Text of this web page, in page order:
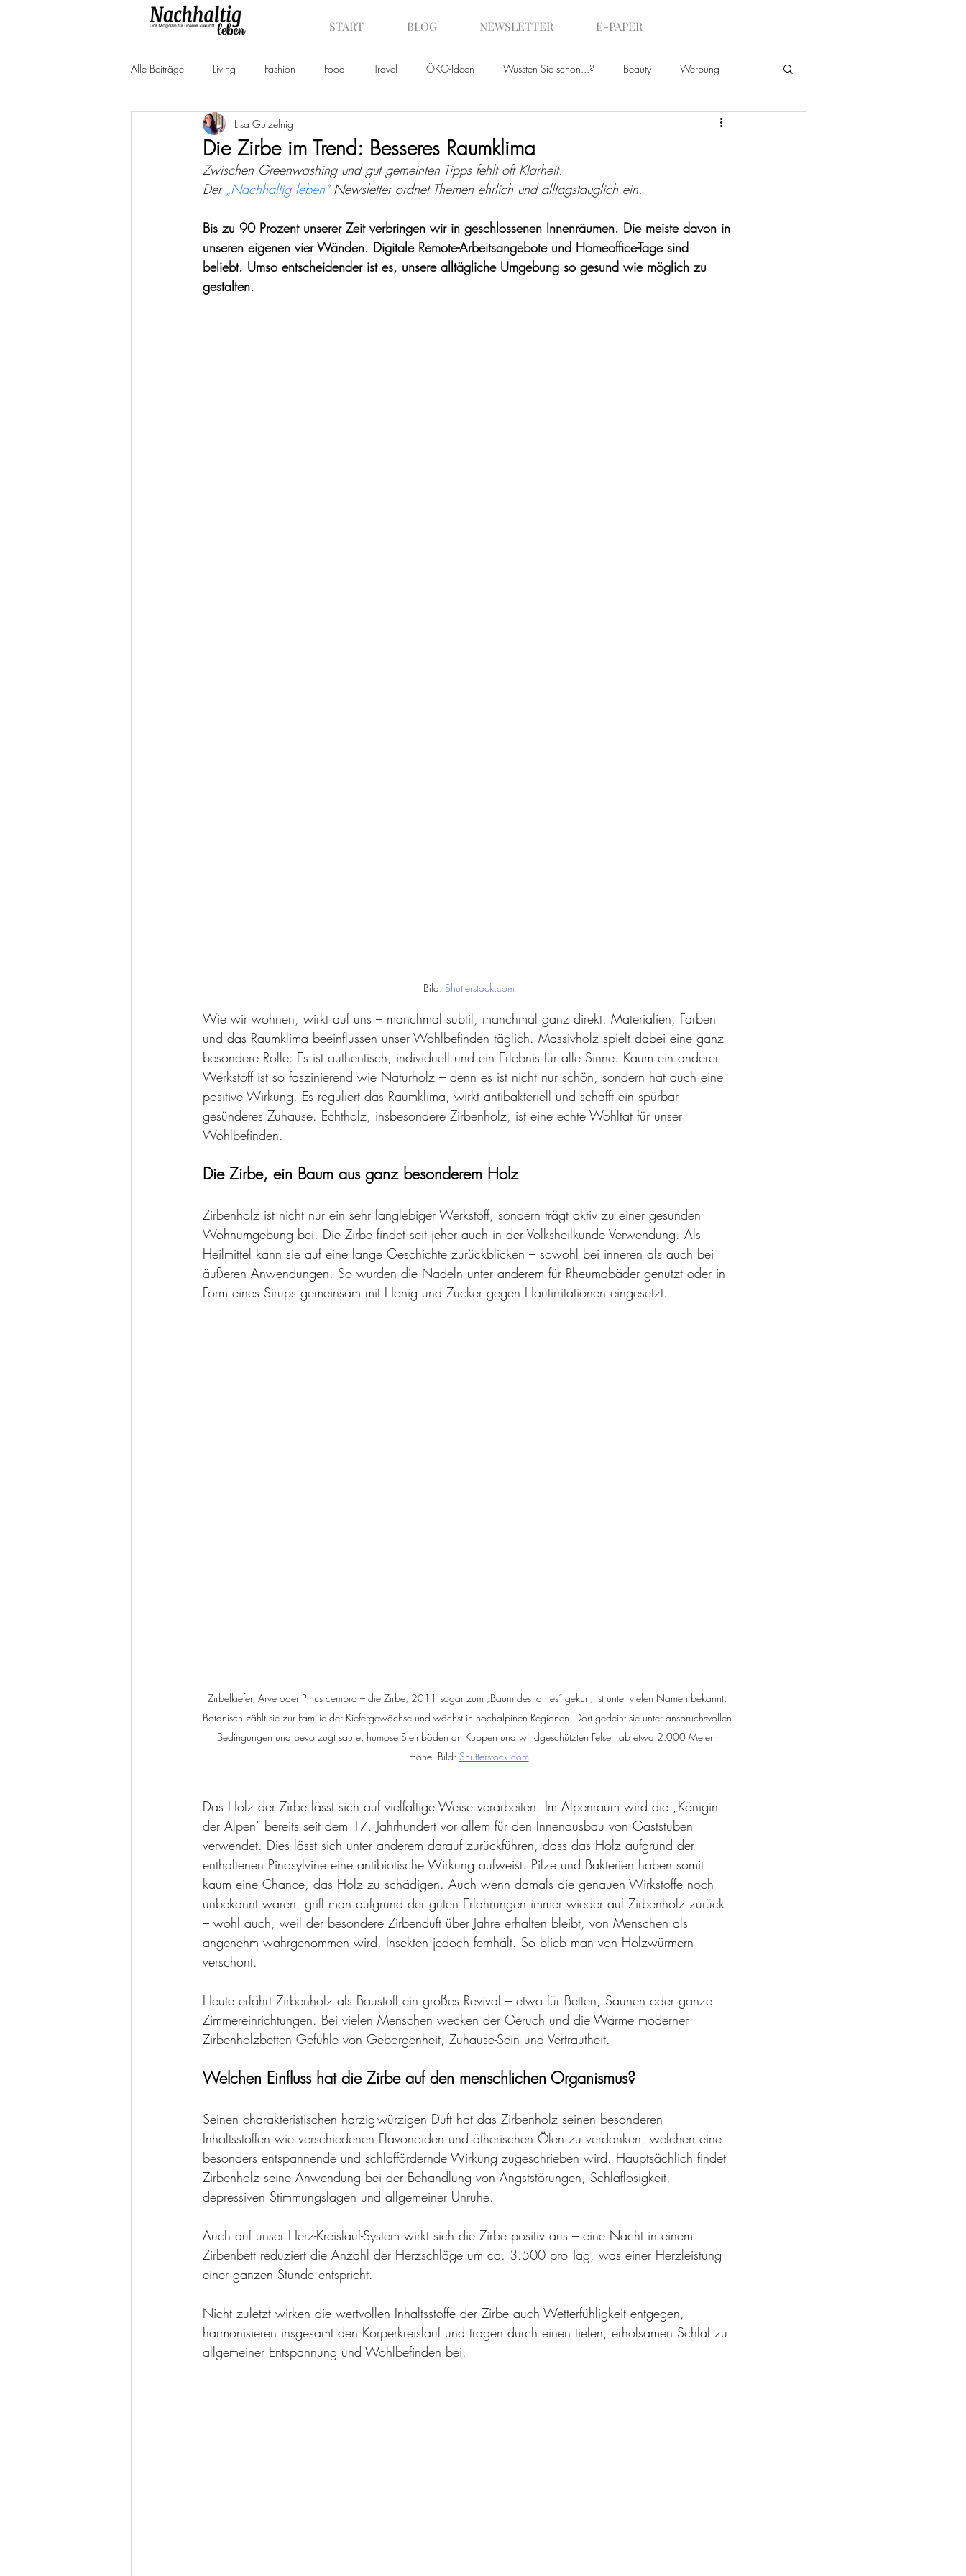
START BLOG NEWSLETTER E-PAPER
Alle Beiträge Living Fashion Food Travel ÖKO-Ideen Wussten Sie schon...? Beauty Werbung
Produkttests Neuheiten
Die Zirbe im Trend: Besseres Raumklima
Lisa Gutzelnig
Zwischen Greenwashing und gut gemeinten Tipps fehlt oft Klarheit.
Der „Nachhaltig leben“ Newsletter ordnet Themen ehrlich und alltagstauglich ein.
Bis zu 90 Prozent unserer Zeit verbringen wir in geschlossenen Innenräumen. Die meiste davon in
unseren eigenen vier Wänden. Digitale Remote-Arbeitsangebote und Homeoffice-Tage sind
beliebt. Umso entscheidender ist es, unsere alltägliche Umgebung so gesund wie möglich zu
gestalten.
Bild: Shutterstock.com
Wie wir wohnen, wirkt auf uns – manchmal subtil, manchmal ganz direkt. Materialien, Farben
und das Raumklima beeinflussen unser Wohlbefinden täglich. Massivholz spielt dabei eine ganz
besondere Rolle: Es ist authentisch, individuell und ein Erlebnis für alle Sinne. Kaum ein anderer
Werkstoff ist so faszinierend wie Naturholz – denn es ist nicht nur schön, sondern hat auch eine
positive Wirkung. Es reguliert das Raumklima, wirkt antibakteriell und schafft ein spürbar
gesünderes Zuhause. Echtholz, insbesondere Zirbenholz, ist eine echte Wohltat für unser
Wohlbefinden.
Die Zirbe, ein Baum aus ganz besonderem Holz
Zirbenholz ist nicht nur ein sehr langlebiger Werkstoff, sondern trägt aktiv zu einer gesunden
Wohnumgebung bei. Die Zirbe findet seit jeher auch in der Volksheilkunde Verwendung. Als
Heilmittel kann sie auf eine lange Geschichte zurückblicken – sowohl bei inneren als auch bei
äußeren Anwendungen. So wurden die Nadeln unter anderem für Rheumabäder genutzt oder in
Form eines Sirups gemeinsam mit Honig und Zucker gegen Hautirritationen eingesetzt.
Zirbelkiefer, Arve oder Pinus cembra – die Zirbe, 2011 sogar zum „Baum des Jahres“ gekürt, ist unter vielen Namen bekannt.
Botanisch zählt sie zur Familie der Kiefergewächse und wächst in hochalpinen Regionen. Dort gedeiht sie unter anspruchsvollen
Bedingungen und bevorzugt saure, humose Steinböden an Kuppen und windgeschützten Felsen ab etwa 2.000 Metern
Höhe. Bild: Shutterstock.com
Das Holz der Zirbe lässt sich auf vielfältige Weise verarbeiten. Im Alpenraum wird die „Königin
der Alpen“ bereits seit dem 17. Jahrhundert vor allem für den Innenausbau von Gaststuben
verwendet. Dies lässt sich unter anderem darauf zurückführen, dass das Holz aufgrund der
enthaltenen Pinosylvine eine antibiotische Wirkung aufweist. Pilze und Bakterien haben somit
kaum eine Chance, das Holz zu schädigen. Auch wenn damals die genauen Wirkstoffe noch
unbekannt waren, griff man aufgrund der guten Erfahrungen immer wieder auf Zirbenholz zurück
– wohl auch, weil der besondere Zirbenduft über Jahre erhalten bleibt, von Menschen als
angenehm wahrgenommen wird, Insekten jedoch fernhält. So blieb man von Holzwürmern
verschont.
Heute erfährt Zirbenholz als Baustoff ein großes Revival – etwa für Betten, Saunen oder ganze
Zimmereinrichtungen. Bei vielen Menschen wecken der Geruch und die Wärme moderner
Zirbenholzbetten Gefühle von Geborgenheit, Zuhause-Sein und Vertrautheit.
Welchen Einfluss hat die Zirbe auf den menschlichen Organismus?
Seinen charakteristischen harzig-würzigen Duft hat das Zirbenholz seinen besonderen
Inhaltsstoffen wie verschiedenen Flavonoiden und ätherischen Ölen zu verdanken, welchen eine
besonders entspannende und schlaffördernde Wirkung zugeschrieben wird. Hauptsächlich findet
Zirbenholz seine Anwendung bei der Behandlung von Angststörungen, Schlaflosigkeit,
depressiven Stimmungslagen und allgemeiner Unruhe.
Auch auf unser Herz-Kreislauf-System wirkt sich die Zirbe positiv aus – eine Nacht in einem
Zirbenbett reduziert die Anzahl der Herzschläge um ca. 3.500 pro Tag, was einer Herzleistung
einer ganzen Stunde entspricht.
Nicht zuletzt wirken die wertvollen Inhaltsstoffe der Zirbe auch Wetterfühligkeit entgegen,
harmonisieren insgesamt den Körperkreislauf und tragen durch einen tiefen, erholsamen Schlaf zu
allgemeiner Entspannung und Wohlbefinden bei.